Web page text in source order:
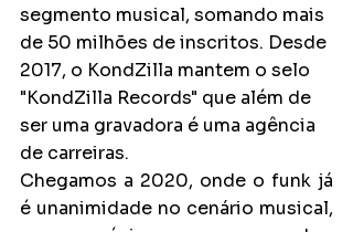
segmento musical, somando mais
de 50 milhões de inscritos. Desde
2017, o KondZilla mantem o selo
"KondZilla Records" que além de
ser uma gravadora é uma agência
de carreiras.
Chegamos a 2020, onde o funk já
é unanimidade no cenário musical,